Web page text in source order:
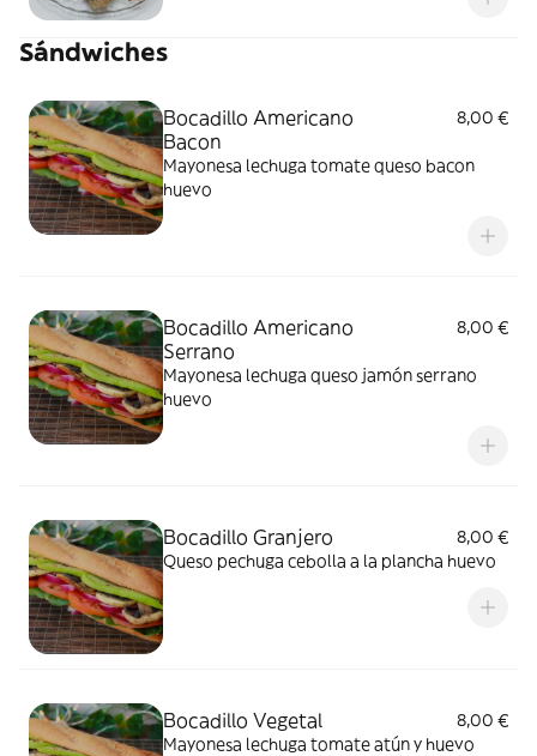
Sándwiches
Bocadillo Americano
Bacon
8,00 €
Mayonesa lechuga tomate queso bacon
huevo
Bocadillo Americano
Serrano
8,00 €
Mayonesa lechuga queso jamón serrano
huevo
Bocadillo Granjero
8,00 €
Queso pechuga cebolla a la plancha huevo
Bocadillo Vegetal
8,00 €
Mayonesa lechuga tomate atún y huevo